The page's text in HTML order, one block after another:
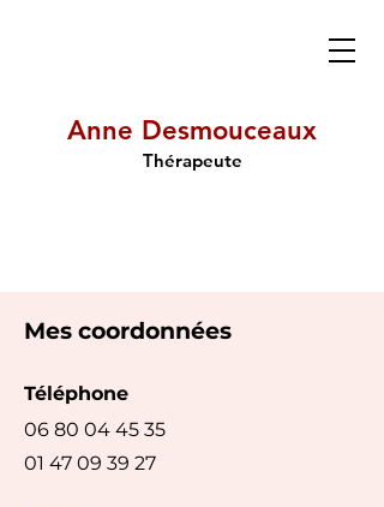
Anne Desmouceaux
Thérapeute
Mes coordonnées
Téléphone
06 80 04 45 35
01 47 09 39 27